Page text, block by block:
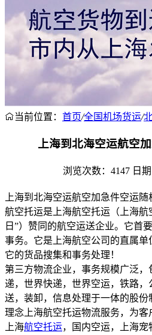
当前位置： 首页/全国机场货运/
上海到北海空运航空
浏览次数：4147 日
上海到北海空运航空加急件空运
航空托运是上海航空托运（上海航
日”）赞同的航空运送企业。它首
事务。它是上海航空公司的直属单
它的货品搜集和事务处理！
第三方物流企业，事务规模广泛
递，世界快递，世界空运，铁路
送，装卸，信息处理于一体的股
理念上海航空托运物流服务，为客
上海航空托运，国内空运，上海